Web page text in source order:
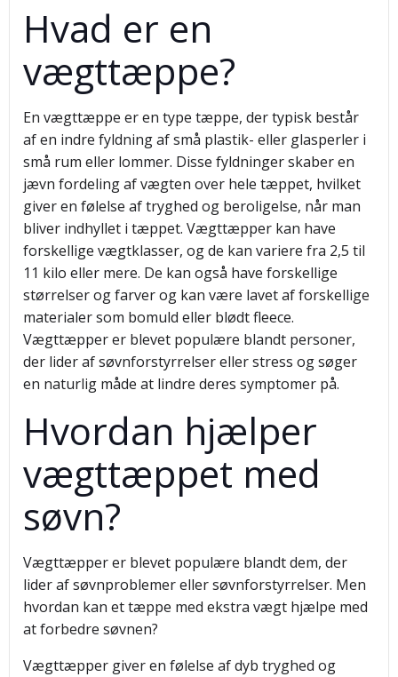
Hvad er en
vægttæppe?
En vægttæppe er en type tæppe, der typisk består
af en indre fyldning af små plastik- eller glasperler i
små rum eller lommer. Disse fyldninger skaber en
jævn fordeling af vægten over hele tæppet, hvilket
giver en følelse af tryghed og beroligelse, når man
bliver indhyllet i tæppet. Vægttæpper kan have
forskellige vægtklasser, og de kan variere fra 2,5 til
11 kilo eller mere. De kan også have forskellige
størrelser og farver og kan være lavet af forskellige
materialer som bomuld eller blødt fleece.
Vægttæpper er blevet populære blandt personer,
der lider af søvnforstyrrelser eller stress og søger
en naturlig måde at lindre deres symptomer på.
Hvordan hjælper
vægttæppet med
søvn?
Vægttæpper er blevet populære blandt dem, der
lider af søvnproblemer eller søvnforstyrrelser. Men
hvordan kan et tæppe med ekstra vægt hjælpe med
at forbedre søvnen?
Vægttæpper giver en følelse af dyb tryghed og